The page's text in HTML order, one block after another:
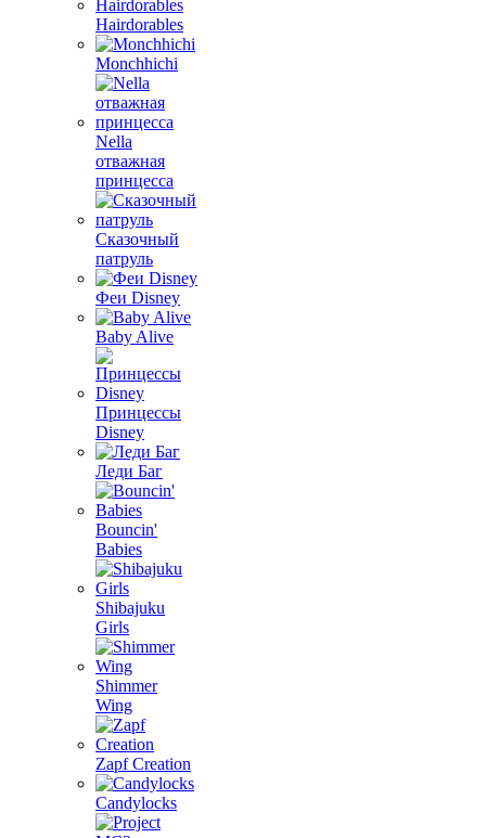
Hairdorables
Monchhichi
Nella
отважная
принцесса
Сказочный
патруль
Феи Disney
Baby Alive
Принцессы
Disney
Леди Баг
Bouncin'
Babies
Shibajuku
Girls
Shimmer
Wing
Zapf Creation
Candylocks